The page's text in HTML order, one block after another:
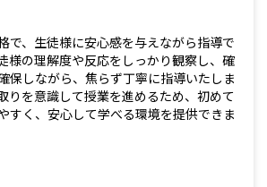
で、生徒様に安心感を与えながら指導で
様の理解度や反応をしっかり観察し、確
保しながら、焦らず丁寧に指導いたしま
りを意識して授業を進めるため、初めて
すく、安心して学べる環境を提供できま